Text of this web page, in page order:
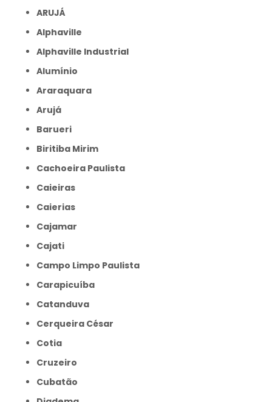
ARUJÁ
Alphaville
Alphaville Industrial
Alumínio
Araraquara
Arujá
Barueri
Biritiba Mirim
Cachoeira Paulista
Caieiras
Caierias
Cajamar
Cajati
Campo Limpo Paulista
Carapicuíba
Catanduva
Cerqueira César
Cotia
Cruzeiro
Cubatão